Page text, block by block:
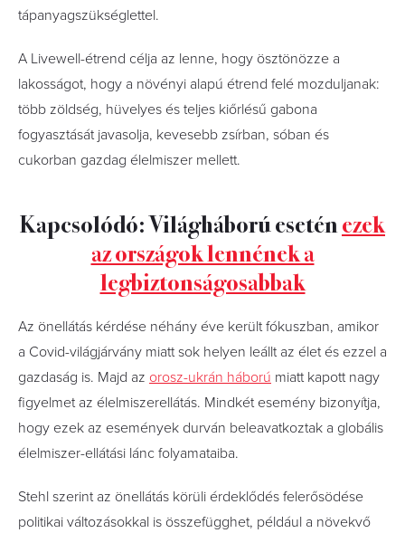
tápanyagszükséglettel.
A Livewell-étrend célja az lenne, hogy ösztönözze a
lakosságot, hogy a növényi alapú étrend felé mozduljanak:
több zöldség, hüvelyes és teljes kiőrlésű gabona
fogyasztását javasolja, kevesebb zsírban, sóban és
cukorban gazdag élelmiszer mellett.
Kapcsolódó: Világháború eseténezek
az országok lennének a
legbiztonságosabbak
Az önellátás kérdése néhány éve került fókuszban, amikor
a Covid-világjárvány miatt sok helyen leállt az élet és ezzel a
gazdaság is. Majd az orosz-ukrán háború miatt kapott nagy
figyelmet az élelmiszerellátás. Mindkét esemény bizonyítja,
hogy ezek az események durván beleavatkoztak a globális
élelmiszer-ellátási lánc folyamataiba.
Stehl szerint az önellátás körüli érdeklődés felerősödése
politikai változásokkal is összefügghet, például a növekvő